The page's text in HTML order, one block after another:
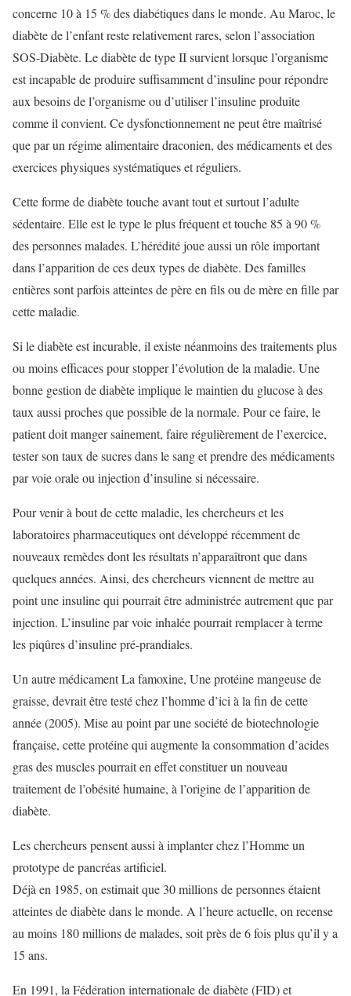
concerne 10 à 15 % des diabétiques dans le monde. Au Maroc, le
diabète de l’enfant reste relativement rares, selon l’association
SOS-Diabète. Le diabète de type II survient lorsque l’organisme
est incapable de produire suffisamment d’insuline pour répondre
aux besoins de l’organisme ou d’utiliser l’insuline produite
comme il convient. Ce dysfonctionnement ne peut être maîtrisé
que par un régime alimentaire draconien, des médicaments et des
exercices physiques systématiques et réguliers.
Cette forme de diabète touche avant tout et surtout l’adulte
sédentaire. Elle est le type le plus fréquent et touche 85 à 90 %
des personnes malades. L’hérédité joue aussi un rôle important
dans l’apparition de ces deux types de diabète. Des familles
entières sont parfois atteintes de père en fils ou de mère en fille par
cette maladie.
Si le diabète est incurable, il existe néanmoins des traitements plus
ou moins efficaces pour stopper l’évolution de la maladie. Une
bonne gestion de diabète implique le maintien du glucose à des
taux aussi proches que possible de la normale. Pour ce faire, le
patient doit manger sainement, faire régulièrement de l’exercice,
tester son taux de sucres dans le sang et prendre des médicaments
par voie orale ou injection d’insuline si nécessaire.
Pour venir à bout de cette maladie, les chercheurs et les
laboratoires pharmaceutiques ont développé récemment de
nouveaux remèdes dont les résultats n’apparaîtront que dans
quelques années. Ainsi, des chercheurs viennent de mettre au
point une insuline qui pourrait être administrée autrement que par
injection. L’insuline par voie inhalée pourrait remplacer à terme
les piqûres d’insuline pré-prandiales.
Un autre médicament La famoxine, Une protéine mangeuse de
graisse, devrait être testé chez l’homme d’ici à la fin de cette
année (2005). Mise au point par une société de biotechnologie
française, cette protéine qui augmente la consommation d’acides
gras des muscles pourrait en effet constituer un nouveau
traitement de l’obésité humaine, à l’origine de l’apparition de
diabète.
Les chercheurs pensent aussi à implanter chez l’Homme un
prototype de pancréas artificiel.
Déjà en 1985, on estimait que 30 millions de personnes étaient
atteintes de diabète dans le monde. A l’heure actuelle, on recense
au moins 180 millions de malades, soit près de 6 fois plus qu’il y a
15 ans.
En 1991, la Fédération internationale de diabète (FID) et